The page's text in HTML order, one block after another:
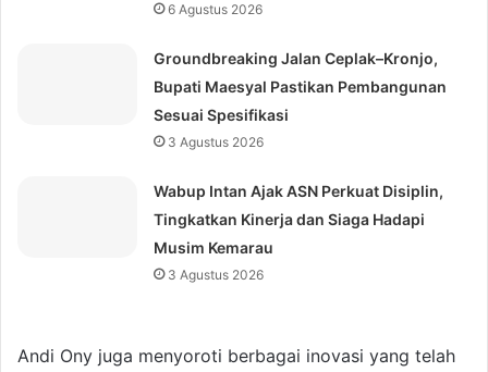
6 Agustus 2026
Groundbreaking Jalan Ceplak–Kronjo,
Bupati Maesyal Pastikan Pembangunan
Sesuai Spesifikasi
3 Agustus 2026
Wabup Intan Ajak ASN Perkuat Disiplin,
Tingkatkan Kinerja dan Siaga Hadapi
Musim Kemarau
3 Agustus 2026
Andi Ony juga menyoroti berbagai inovasi yang telah